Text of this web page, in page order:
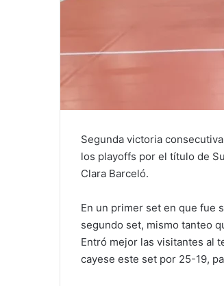
Segunda victoria
los playoffs por el título de
Clara Barceló.
En un primer set en que fue
segundo set, mismo tanteo
Entró mejor las visitantes al
cayese este set por 25-19,